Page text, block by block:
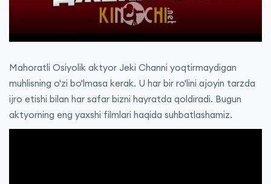
Mahoratli Osiyolik aktyor Jeki Channi yoqtirmaydigan
muhlisning o'zi bo'lmasa kerak. U har bir ro'lini ajoyin tarzda
ijro etishi bilan har safar bizni hayratda qoldiradi. Bugun
aktyorning eng yaxshi filmlari haqida suhbatlashamiz.